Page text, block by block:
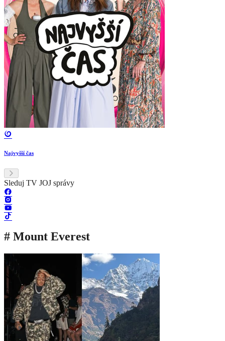
Najvyšší čas
Sleduj TV JOJ správy
# Mount Everest